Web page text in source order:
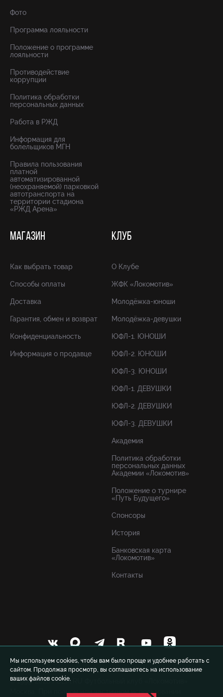
Мы используем cookies, чтобы вам было проще и удобнее работать с
сайтом. Продолжая просмотр, вы соглашаетесь на использование
ваших файлов cookie.
Фото
Программа лояльности
Положение о программе
лояльности
Противодействие
коррупции
Политика обработки
персональных данных
Работа в РЖД
Информация для
болельщиков МГН
Правила пользования
платной
автоматизированной
(неохраняемой) парковкой
автотранспорта на
территории стадиона
«РЖД Арена»
МАГАЗИН
Как выбрать товар
Способы оплаты
Доставка
Гарантия, обмен и возврат
Конфиденциальность
Информация о продавце
КЛУБ
О Клубе
ЖФК «Локомотив»
Молодёжка-юноши
Молодёжка-девушки
ЮФЛ-1. ЮНОШИ
ЮФЛ-2. ЮНОШИ
ЮФЛ-3. ЮНОШИ
ЮФЛ-1. ДЕВУШКИ
ЮФЛ-2. ДЕВУШКИ
ЮФЛ-3. ДЕВУШКИ
Академия
Политика обработки
персональных данных
Академии «Локомотив»
Положение о турнире
«Путь Будущего»
Спонсоры
История
Банковская карта
«Локомотив»
Контакты
© 1999-2026 FCLM.RU Футбольный клуб «Локомотив»
Москва. При полном или частичном использовании